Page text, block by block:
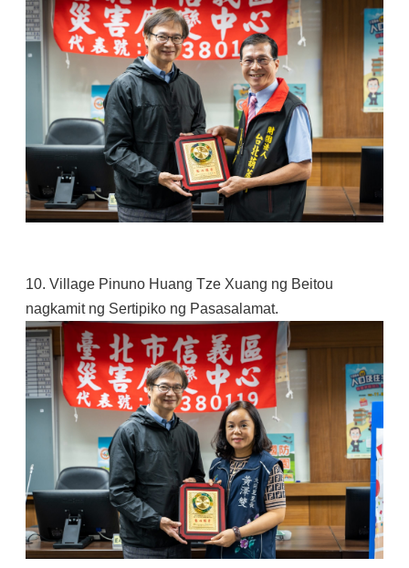
10. Village Pinuno Huang Tze Xuang ng Beitou
nagkamit ng Sertipiko ng Pasasalamat.